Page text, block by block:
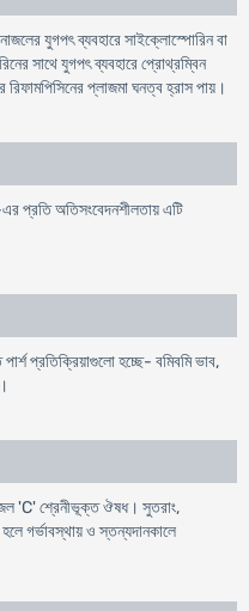
যুগপৎ ব্যবহারে সাইক্লোস্পোরিন বা
সাথে যুগপৎ ব্যবহারে প্রোথ্রম্বিন
রিফামপিসিনের প্লাজমা ঘনত্ব হ্রাস পায়।
প্রতি অতিসংবেদনশীলতায় এটি
প্রতিক্রিয়াগুলো হচ্ছে- বমিবমি ভাব,
'C' শ্রেনীভূক্ত ঔষধ। সুতরাং,
গর্ভাবস্থায় ও স্তন্যদানকালে